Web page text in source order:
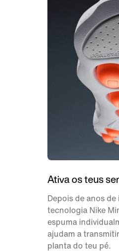
Ativa os teus
Depois de anos
tecnologia Nike
espuma
ajudam a
planta do teu pé.